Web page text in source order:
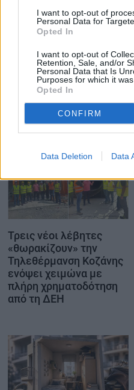
I want to opt-out of
Personal Data for
Opted In
I want to opt-out of
Retention, Sale, and/or
Personal Data that Is
Purposes for which it was
Opted In
CONFIRM
Data Deletion Data
mega deal 2 GW
Σχετικά
Τρεις νέοι λέβητες
«θωρακίζουν» την
Τηλεθέρμανση Κοζάνης
ενόψει χειμώνα με
πλήρη χρηματοδότηση
από τη ΔΕΗ